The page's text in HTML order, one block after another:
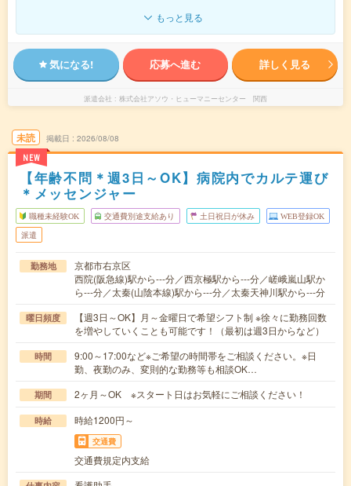
もっと見る
気になる! 応募へ進む 詳しく見る
派遣会社 株式会社アソウ・ヒューマニーセンター 関西
未読
NEW
掲載日 2026/08/08
【年齢不問＊週3日～OK】病院内でカルテ運び
＊メッセンジャー
職種未経験OK 交通費別途支給あり 土日祝日が休み WEB登録OK
派遣
勤務地
京都市右京区
西院(阪急線)駅から---分／西京極駅から---分／嵯峨嵐山駅か
ら---分／太秦(山陰本線)駅から---分／太秦天神川駅から---分
曜日頻度
【週3日～OK】月～金曜日で希望シフト制 ※徐々に勤務回数
を増やしていくことも可能です！（最初は週3日からなど）
時間
9:00～17:00など※ご希望の時間帯をご相談ください。※日
勤、夜勤のみ、変則的な勤務等も相談OK…
期間 2ヶ月～OK ※スタート日はお気軽にご相談ください！
時給 時給1200円～
交通費
交通費規定内支給